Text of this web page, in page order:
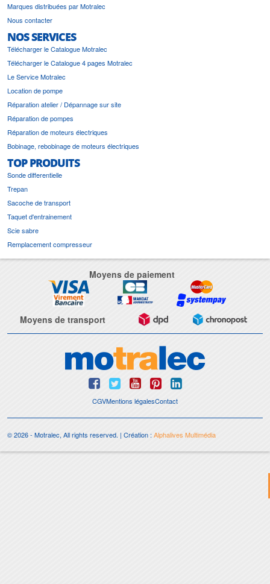
Marques distribuées par Motralec
Nous contacter
NOS SERVICES
Télécharger le Catalogue Motralec
Télécharger le Catalogue 4 pages Motralec
Le Service Motralec
Location de pompe
Réparation atelier / Dépannage sur site
Réparation de pompes
Réparation de moteurs électriques
Bobinage, rebobinage de moteurs électriques
TOP PRODUITS
Sonde differentielle
Trepan
Sacoche de transport
Taquet d'entrainement
Scie sabre
Remplacement compresseur
Moyens de paiement
Moyens de transport
CGVMentions légalesContact
© 2026 - Motralec, All rights reserved. | Création :Alphalives Multimédia